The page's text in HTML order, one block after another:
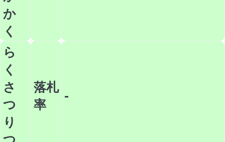
か
く
ら
く
さ
つ
り
落札
率
-